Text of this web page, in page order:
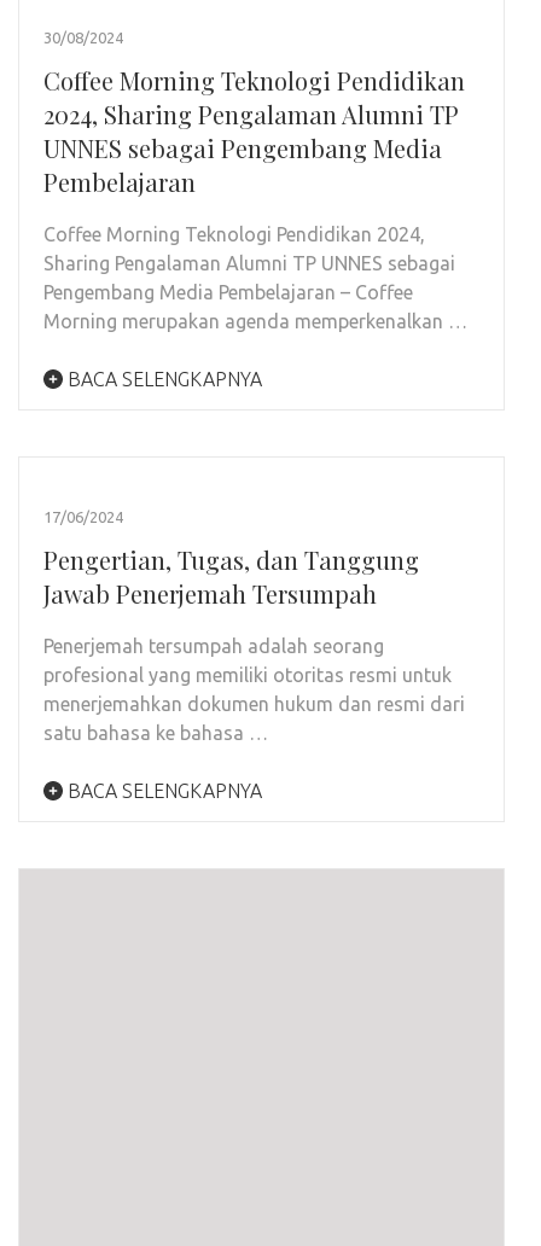
30/08/2024
Coffee Morning Teknologi Pendidikan
2024, Sharing Pengalaman Alumni TP
UNNES sebagai Pengembang Media
Pembelajaran
Coffee Morning Teknologi Pendidikan 2024,
Sharing Pengalaman Alumni TP UNNES sebagai
Pengembang Media Pembelajaran – Coffee
Morning merupakan agenda memperkenalkan …
BACA SELENGKAPNYA
17/06/2024
Pengertian, Tugas, dan Tanggung
Jawab Penerjemah Tersumpah
Penerjemah tersumpah adalah seorang
profesional yang memiliki otoritas resmi untuk
menerjemahkan dokumen hukum dan resmi dari
satu bahasa ke bahasa …
BACA SELENGKAPNYA